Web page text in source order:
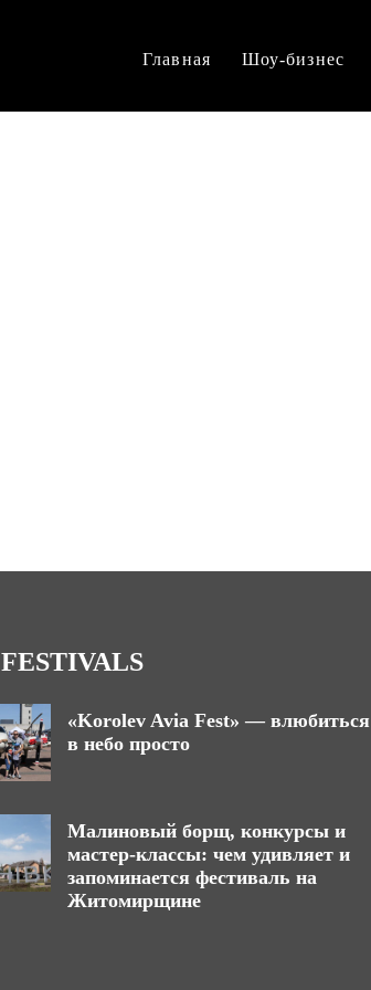
Главная Шоу-бизнес
FESTIVALS
«Korolev Avia Fest» — влюбиться
в небо просто
Малиновый борщ, конкурсы и
мастер-классы: чем удивляет и
запоминается фестиваль на
Житомирщине